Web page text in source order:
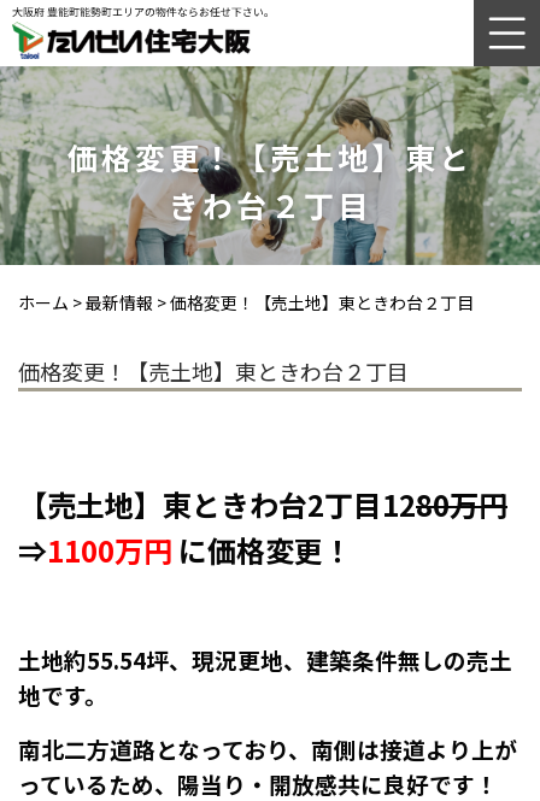
価格変更！【売土地】東と
きわ台２丁目
ホーム >最新情報 >価格変更！【売土地】東ときわ台２丁目
価格変更！【売土地】東ときわ台２丁目
【売土地】東ときわ台2丁目1280万円
⇒1100万円 に価格変更！
土地約55.54坪、現況更地、建築条件無しの売土
地です。
南北二方道路となっており、南側は接道より上が
っているため、陽当り・開放感共に良好です！